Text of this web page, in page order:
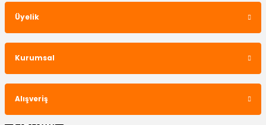
Üyelik
Kurumsal
Alışveriş